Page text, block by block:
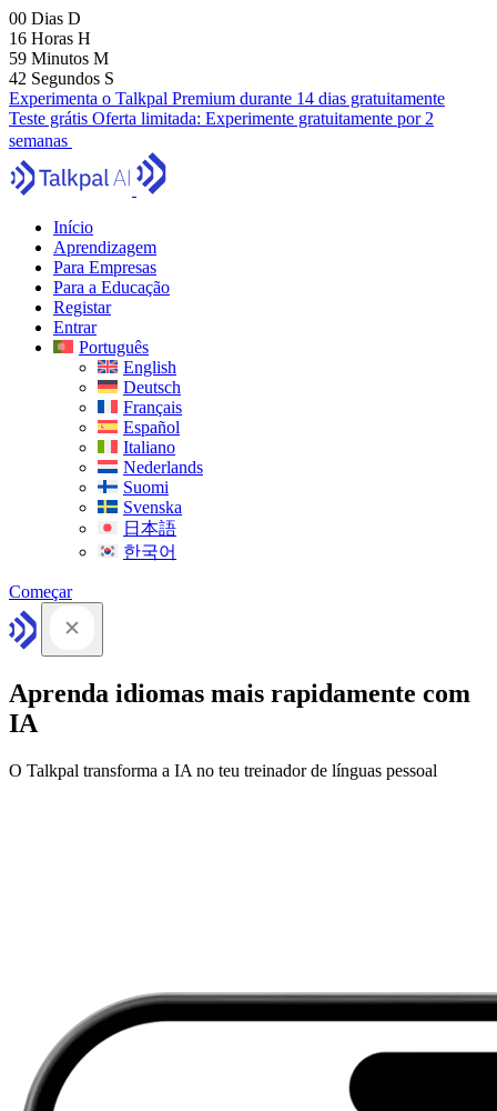
00 Dias D
16 Horas H
59 Minutos M
41 Segundos S
Experimenta o Talkpal Premium durante 14 dias gratuitamente
Teste grátis Oferta limitada: Experimente gratuitamente por 2
semanas
Início
Aprendizagem
Para Empresas
Para a Educação
Registar
Entrar
Português
English
Deutsch
Français
Español
Italiano
Nederlands
Suomi
Svenska
日本語
한국어
Começar
Aprenda idiomas mais rapidamente com
IA
O Talkpal transforma a IA no teu treinador de línguas pessoal